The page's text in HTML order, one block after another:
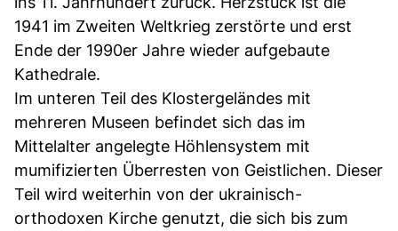
1941 im Zweiten Weltkrieg zerstörte und erst
Ende der 1990er Jahre wieder aufgebaute
Kathedrale.
Im unteren Teil des Klostergeländes mit
mehreren Museen befindet sich das im
Mittelalter angelegte Höhlensystem mit
mumifizierten Überresten von Geistlichen. Dieser
Teil wird weiterhin von der ukrainisch-
orthodoxen Kirche genutzt, die sich bis zum